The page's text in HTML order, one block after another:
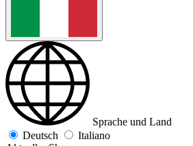
Sprache und Land
Deutsch
Italiano